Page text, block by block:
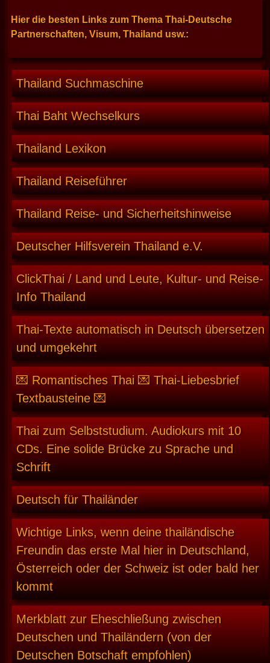
Hier die besten Links zum Thema Thai-Deutsche
Partnerschaften, Visum, Thailand usw.:
Thailand Suchmaschine
Thai Baht Wechselkurs
Thailand Lexikon
Thailand Reiseführer
Thailand Reise- und Sicherheitshinweise
Deutscher Hilfsverein Thailand e.V.
ClickThai / Land und Leute, Kultur- und Reise-
Info Thailand
Thai-Texte automatisch in Deutsch übersetzen
und umgekehrt
💌 Romantisches Thai 💌 Thai-Liebesbrief
Textbausteine 💌
Thai zum Selbststudium. Audiokurs mit 10
CDs. Eine solide Brücke zu Sprache und
Schrift
Deutsch für Thailänder
Wichtige Links, wenn deine thailändische
Freundin das erste Mal hier in Deutschland,
Österreich oder der Schweiz ist oder bald her
kommt
Merkblatt zur Eheschließung zwischen
Deutschen und Thailändern (von der
Deutschen Botschaft empfohlen)